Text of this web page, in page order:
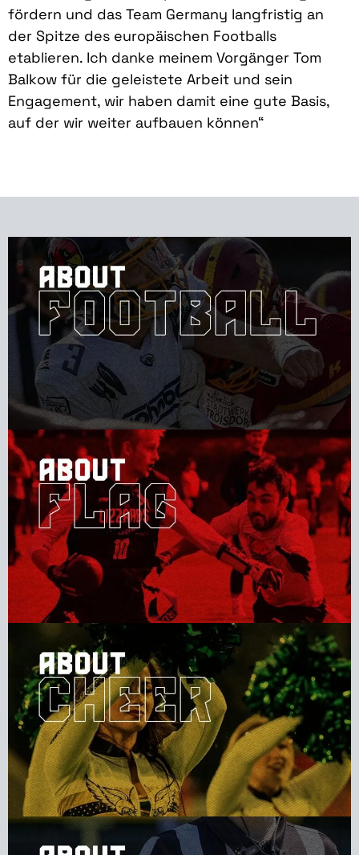
fördern und das Team Germany langfristig an
der Spitze des europäischen Footballs
etablieren. Ich danke meinem Vorgänger Tom
Balkow für die geleistete Arbeit und sein
Engagement, wir haben damit eine gute Basis,
auf der wir weiter aufbauen können“